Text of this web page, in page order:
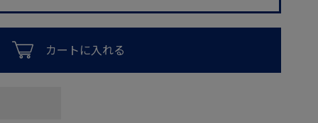
カートに入れる